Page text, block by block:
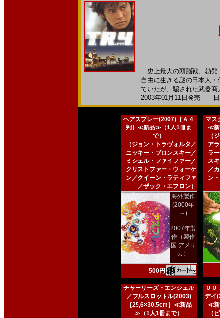
史上最大の頭脳戦、勃発
自由に生きる謎の日本人
ていたが、騙された武器
2003年01月11日発売 日
ヘアスプレー(2007)［Ａ４
判］≪新品≫（1人1冊ま
で）
（ジョン・トラヴォルタ／
ニッキー・ブロンスキー／
ミシェル・ファイファー／
クリストファー・ウォーケ
ン／クイーン・ラティファ
／ザック・エフロン）
海外製作
(2000年
～)
2007年製
作（製作
国 アメリ
カ）
500円
マス
≪新
（
ア
ラ
ス
／
ン
チャーリーズ・エンジェル
／フルスロットル(2003)
［25,6×30,5cm］≪新品
≫（1人1冊まで）
００
デイ
≪新
（